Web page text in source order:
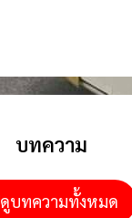
บทความ
ดูบทความทั้งหมด